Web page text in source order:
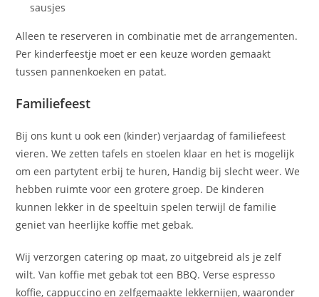
sausjes
Alleen te reserveren in combinatie met de arrangementen.
Per kinderfeestje moet er een keuze worden gemaakt
tussen pannenkoeken en patat.
Familiefeest
Bij ons kunt u ook een (kinder) verjaardag of familiefeest
vieren. We zetten tafels en stoelen klaar en het is mogelijk
om een partytent erbij te huren, Handig bij slecht weer. We
hebben ruimte voor een grotere groep. De kinderen
kunnen lekker in de speeltuin spelen terwijl de familie
geniet van heerlijke koffie met gebak.
Wij verzorgen catering op maat, zo uitgebreid als je zelf
wilt. Van koffie met gebak tot een BBQ. Verse espresso
koffie, cappuccino en zelfgemaakte lekkernijen, waaronder